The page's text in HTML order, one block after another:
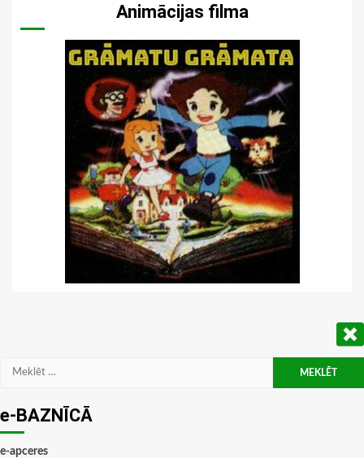
Animācijas filma
Meklēt:
e-BAZNĪCĀ
e-apceres